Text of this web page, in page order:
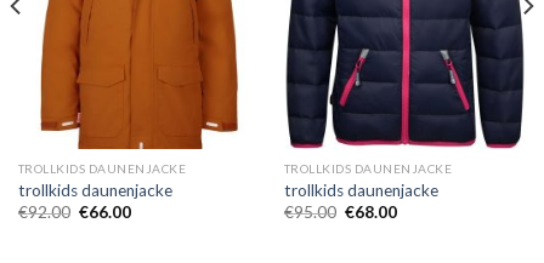
TROLLKIDS DAUNENJACKE
trollkids daunenjacke
€92.00 €66.00
TROLLKIDS DAUNENJACKE
trollkids daunenjacke
€95.00 €68.00